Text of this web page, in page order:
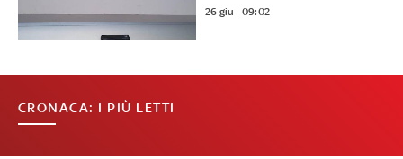
26 giu - 09:02
CRONACA: I PIÙ LETTI